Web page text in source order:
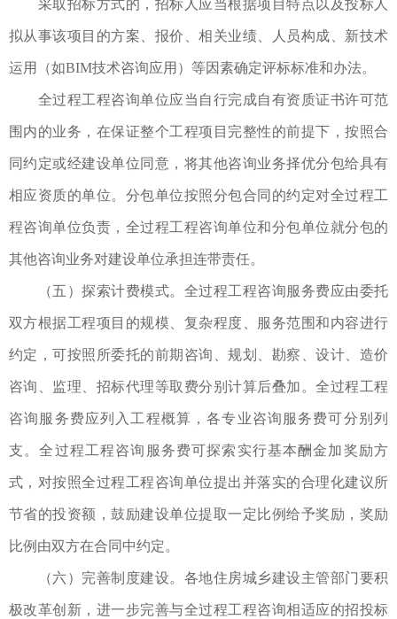
采取招标方式的，招标人应当根据项目特点以及投标人
拟从事该项目的方案、报价、相关业绩、人员构成、新技术
运用（如BIM技术咨询应用）等因素确定评标标准和办法。
全过程工程咨询单位应当自行完成自有资质证书许可范
围内的业务，在保证整个工程项目完整性的前提下，按照合
同约定或经建设单位同意，将其他咨询业务择优分包给具有
相应资质的单位。分包单位按照分包合同的约定对全过程工
程咨询单位负责，全过程工程咨询单位和分包单位就分包的
其他咨询业务对建设单位承担连带责任。
（五）探索计费模式。全过程工程咨询服务费应由委托
双方根据工程项目的规模、复杂程度、服务范围和内容进行
约定，可按照所委托的前期咨询、规划、勘察、设计、造价
咨询、监理、招标代理等取费分别计算后叠加。全过程工程
咨询服务费应列入工程概算，各专业咨询服务费可分别列
支。全过程工程咨询服务费可探索实行基本酬金加奖励方
式，对按照全过程工程咨询单位提出并落实的合理化建议所
节省的投资额，鼓励建设单位提取一定比例给予奖励，奖励
比例由双方在合同中约定。
（六）完善制度建设。各地住房城乡建设主管部门要积
极改革创新，进一步完善与全过程工程咨询相适应的招投标